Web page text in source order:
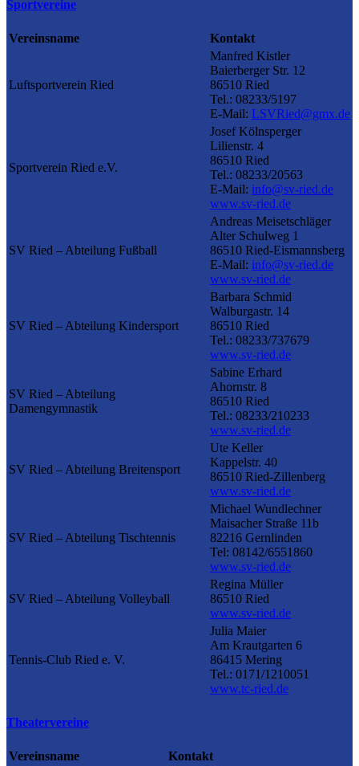
Sportvereine
Vereinsname Kontakt
Luftsportverein Ried
Manfred Kistler
Baierberger Str. 12
86510 Ried
Tel.: 08233/5197
E-Mail: LSVRied@gmx.de
Sportverein Ried e.V.
Josef Kölnsperger
Lilienstr. 4
86510 Ried
Tel.: 08233/20563
E-Mail: info@sv-ried.de
www.sv-ried.de
SV Ried – Abteilung Fußball
Andreas Meisetschläger
Alter Schulweg 1
86510 Ried-Eismannsberg
E-Mail: info@sv-ried.de
www.sv-ried.de
SV Ried – Abteilung Kindersport
Barbara Schmid
Walburgastr. 14
86510 Ried
Tel.: 08233/737679
www.sv-ried.de
SV Ried – Abteilung
Damengymnastik
Sabine Erhard
Ahornstr. 8
86510 Ried
Tel.: 08233/210233
www.sv-ried.de
SV Ried – Abteilung Breitensport
Ute Keller
Kappelstr. 40
86510 Ried-Zillenberg
www.sv-ried.de
SV Ried – Abteilung Tischtennis
Michael Wundlechner
Maisacher Straße 11b
82216 Gernlinden
Tel: 08142/6551860
www.sv-ried.de
SV Ried – Abteilung Volleyball
Regina Müller
86510 Ried
www.sv-ried.de
Tennis-Club Ried e. V.
Julia Maier
Am Krautgarten 6
86415 Mering
Tel.: 0171/1210051
www.tc-ried.de
Theatervereine
Vereinsname Kontakt